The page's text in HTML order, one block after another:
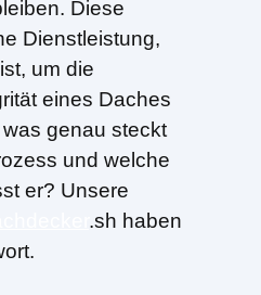
Diese
Dienstleistung,
um die
eines Daches
genau steckt
und welche
er? Unsere
.sh haben